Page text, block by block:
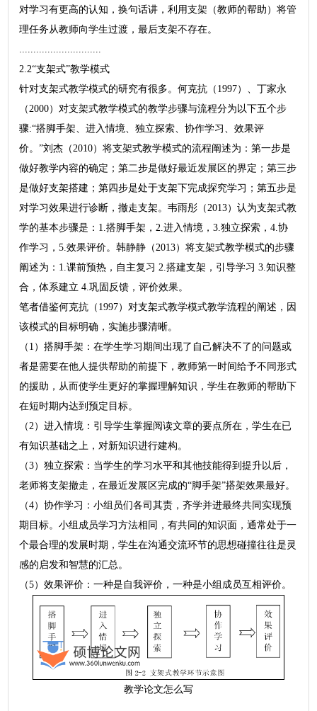
对学习有更高的认知，换句话讲，利用支架（教师的帮助）将管
理任务从教师向学生过渡，最后支架不存在。
2.2“支架式”教学模式
针对支架式教学模式的研究有很多。何克抗（1997）、丁家永
（2000）对支架式教学模式的教学步骤与流程分为以下五个步
骤:“搭脚手架、进入情境、独立探索、协作学习、效果评
价。”刘杰（2010）将支架式教学模式的流程阐述为：第一步是
做好教学内容的确定；第二步是做好最近发展区的界定；第三步
是做好支架搭建；第四步是处于支架下完成探究学习；第五步是
对学习效果进行诊断，撤走支架。韦雨彤（2013）认为支架式教
学的基本步骤是：1.搭脚手架，2.进入情境，3.独立探索，4.协
作学习，5.效果评价。韩静静（2013）将支架式教学模式的步骤
阐述为：1.课前预热，自主复习 2.搭建支架，引导学习 3.知识整
合，体系建立 4.巩固反馈，评价效果。
笔者借鉴何克抗（1997）对支架式教学模式教学流程的阐述，因
该模式的目标明确，实施步骤清晰。
（1）搭脚手架：在学生学习期间出现了自己解决不了的问题或
者是需要在他人提供帮助的前提下，教师第一时间给予不同形式
的援助，从而使学生更好的掌握理解知识，学生在教师的帮助下
在短时期内达到预定目标。
（2）进入情境：引导学生掌握阅读文章的要点所在，学生在已
有知识基础之上，对新知识进行建构。
（3）独立探索：当学生的学习水平和其他技能得到提升以后，
老师将支架撤走，在最近发展区完成的“脚手架”搭架效果最好。
（4）协作学习：小组员们各司其责，齐学并进最终共同实现预
期目标。小组成员学习方法相同，有共同的知识面，通常处于一
个最合理的发展时期，学生在沟通交流环节的思想碰撞往往是灵
感的启发和智慧的汇总。
（5）效果评价：一种是自我评价，一种是小组成员互相评价。
教学论文怎么写